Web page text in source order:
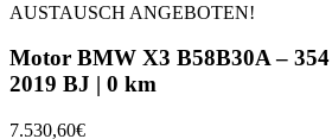
AUSTAUSCH ANGEBOTEN!
Motor BMW X3 B58B30A –
2019 BJ | 0 km
7.530,60€